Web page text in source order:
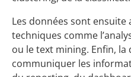
Les données sont ensuite
techniques comme
ou le text mining. Enfin,
communiquer les